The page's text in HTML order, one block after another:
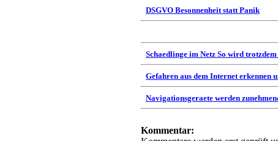
DSGVO Besonnenheit statt Panik
Schaedlinge im Netz So wird
Gefahren aus dem Internet erkennen
Navigationsgeraete werden
Kommentar: